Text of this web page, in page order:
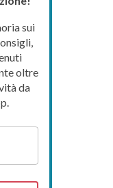
sui
oltre
da